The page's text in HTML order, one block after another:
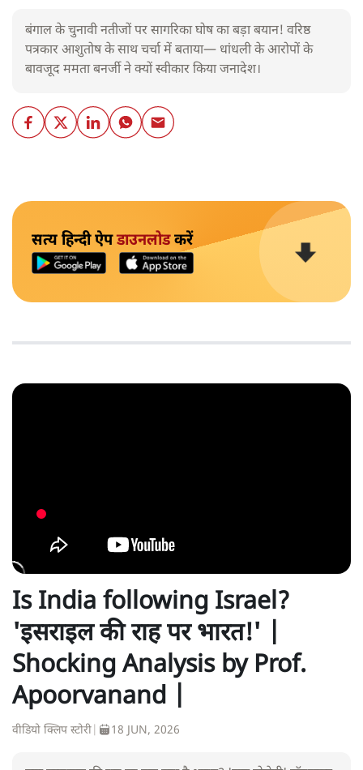
बंगाल के चुनावी नतीजों पर सागरिका घोष का बड़ा बयान! वरिष्ठ
पत्रकार आशुतोष के साथ चर्चा में बताया— धांधली के आरोपों के
बावजूद ममता बनर्जी ने क्यों स्वीकार किया जनादेश।
सत्य हिन्दी ऐपडाउनलोडकरें
Is India following Israel?
'इसराइल की राह पर भारत!' |
Shocking Analysis by Prof.
Apoorvanand |
वीडियो क्लिप स्टोरी 18 JUN, 2026